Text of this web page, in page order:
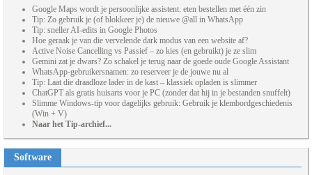
Google Maps wordt je persoonlijke assistent: eten bestellen met één zin
Tip: Zo gebruik je (of blokkeer je) de nieuwe @all in WhatsApp
Tip: sneller AI-edits in Google Photos
Hoe geraak je van die vervelende dark modus van een website af?
Active Noise Cancelling vs Passief – zo kies (en gebruikt) je ze slim
Gemini zat je dwars? Zo schakel je terug naar de goede oude Google Assistant
WhatsApp-gebruikersnamen: zo reserveer je de jouwe nu al
Tip: Laat die draadloze lader in de kast – klassiek opladen is slimmer
ChatGPT als gratis huisarts voor je PC (zonder dat hij in je bestanden snuffelt)
Slimme Windows-tip voor dagelijks gebruik: Gebruik je klembordgeschiedenis
(Win + V)
Naar het Tip-archief...
Software